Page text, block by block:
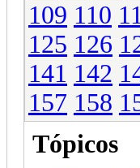
109 110
125 126
141 142
157 158
Tópicos